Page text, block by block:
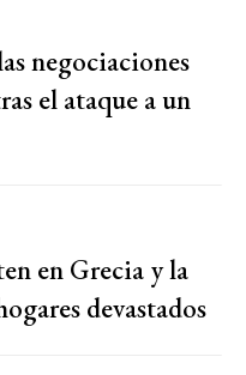
negociaciones
el ataque a un
en Grecia y la
devastados